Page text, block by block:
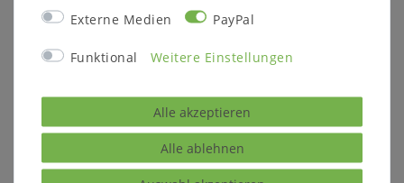
INFORMATIONEN
Zahlung
Impressum
Daten­schutz­erklärung
Barrierefreiheitserklärung
Externe Medien PayPal
Funktional Weitere Einstellungen
Alle akzeptieren
Alle ablehnen